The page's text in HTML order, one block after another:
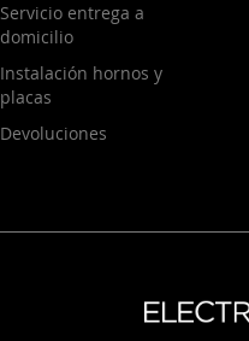
Servicio entrega a
domicilio
Instalación hornos y
placas
Devoluciones